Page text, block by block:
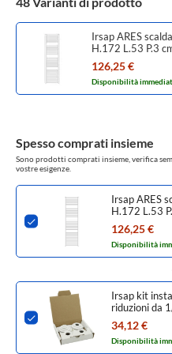
Irsap ARES
H.172 L.53 P.3
lucido Cod.01
126,25 €
Disponibilità
Spesso comprati insieme
Sono prodotti comprati insieme, verifica
vostre esigenze.
Irsap ARES
H.172 L.53
finitura
126,25 €
Disponibilità
Irsap kit
riduzioni da
cieco da 1/
lucido
34,12 €
Disponibilità